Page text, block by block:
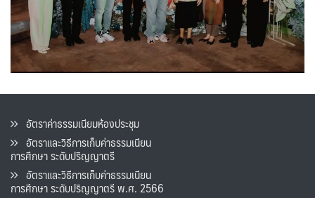
อัตราค่าธรรมเนียมห้องประชุม
อัตราและวิธีการเก็บค่าธรรมเนียน
การศึกษา ระดับปริญญาตรี
อัตราและวิธีการเก็บค่าธรรมเนียน
การศึกษา ระดับปริญญาตรี พ.ศ. 2566